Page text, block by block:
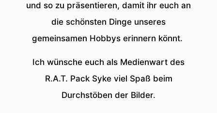
und so zu präsentieren, damit ihr euch an
die schönsten Dinge unseres
gemeinsamen Hobbys erinnern könnt.
Ich wünsche euch als Medienwart des
R.A.T. Pack Syke viel Spaß beim
Durchstöben der Bilder.